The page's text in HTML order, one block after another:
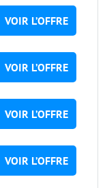
VOIR L’OFFRE
VOIR L’OFFRE
VOIR L’OFFRE
VOIR L’OFFRE